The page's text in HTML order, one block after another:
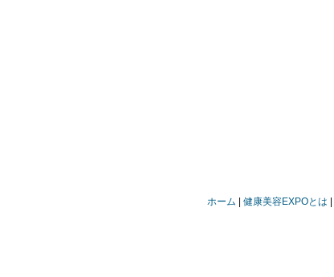
ホーム 健康美容EXPOとは